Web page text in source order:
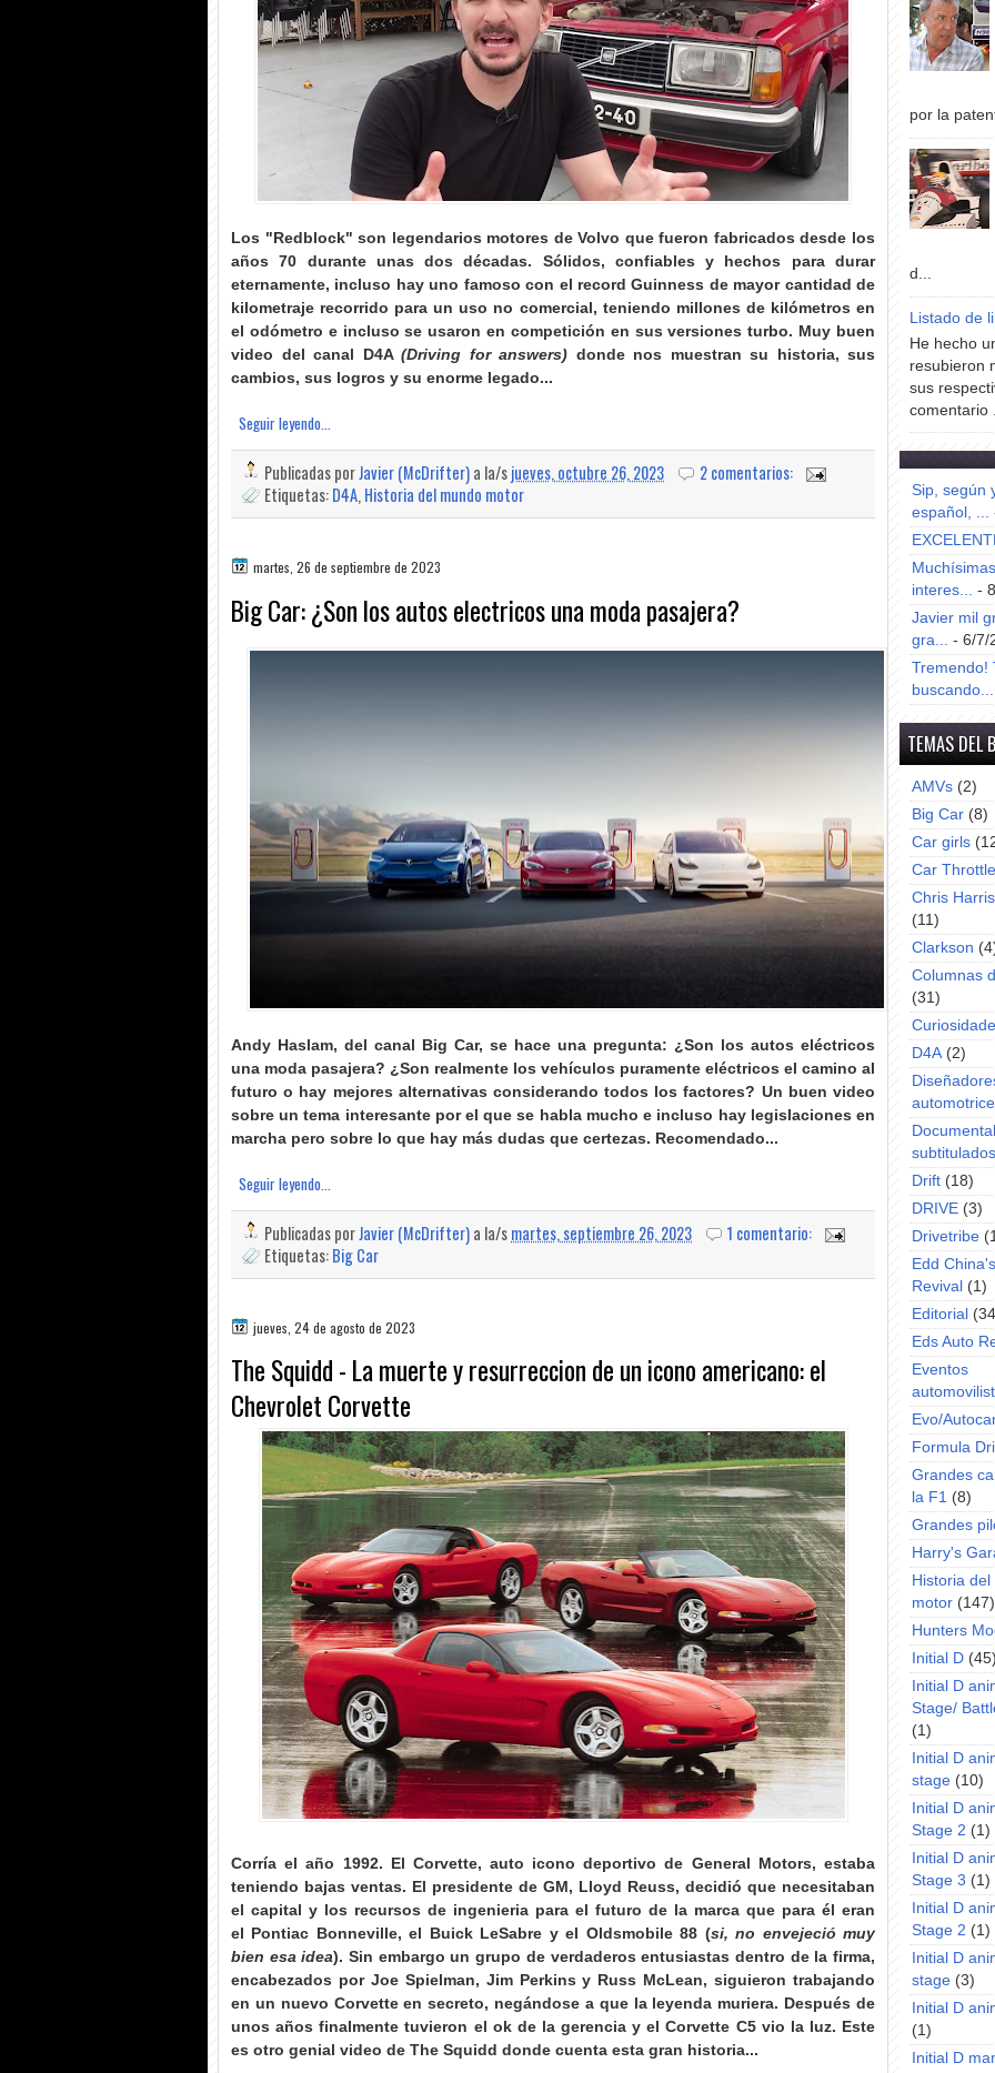
Los "Redblock" son legendarios motores de Volvo que fueron fabricados desde los
años 70 durante unas dos décadas. Sólidos, confiables y hechos para durar
eternamente, incluso hay uno famoso con el record Guinness de mayor cantidad de
kilometraje recorrido para un uso no comercial, teniendo millones de kilómetros en
el odómetro e incluso se usaron en competición en sus versiones turbo. Muy buen
video del canal D4A (Driving for answers) donde nos muestran su historia, sus
cambios, sus logros y su enorme legado...
Seguir leyendo...
Publicadas porJavier (McDrifter)a la/sjueves, octubre 26, 2023
2 comentarios:
Etiquetas:D4A, Historia del mundo motor
martes, 26 de septiembre de 2023
Big Car: ¿Son los autos electricos una moda pasajera?
Andy Haslam, del canal Big Car, se hace una pregunta: ¿Son los autos eléctricos
una moda pasajera? ¿Son realmente los vehículos puramente eléctricos el camino al
futuro o hay mejores alternativas considerando todos los factores? Un buen video
sobre un tema interesante por el que se habla mucho e incluso hay legislaciones en
marcha pero sobre lo que hay más dudas que certezas. Recomendado...
Seguir leyendo...
Publicadas porJavier (McDrifter)a la/smartes, septiembre 26, 2023
1 comentario:
Etiquetas:Big Car
jueves, 24 de agosto de 2023
The Squidd - La muerte y resurreccion de un icono americano: el
Chevrolet Corvette
Corría el año 1992. El Corvette, auto icono deportivo de General Motors, estaba
teniendo bajas ventas. El presidente de GM, Lloyd Reuss, decidió que necesitaban
el capital y los recursos de ingenieria para el futuro de la marca que para él eran
el
Pontiac Bonneville, el Buick LeSabre y el Oldsmobile 88 (si, no envejeció muy
bien esa idea). Sin embargo un grupo de verdaderos entusiastas dentro de la firma,
encabezados por Joe Spielman, Jim Perkins y Russ McLean, siguieron trabajando
en un nuevo Corvette en secreto, negándose a que la leyenda muriera. Después de
unos años finalmente tuvieron el ok de la gerencia y el Corvette C5 vio la luz. Este
es otro genial video de The Squidd donde cuenta esta gran historia...
por la
d...
Listado de
He hecho
resubieron
sus
comentario
Sip, según
español, ...
interes... -
Javier mil
gra... - 6/7/
Tremendo!
buscando...
TEMAS DEL
AMVs (2)
Big Car (8)
Car girls
Car Throttle
Chris
(11)
Clarkson
Columnas
(31)
D4A (2)
subtitulados
Drift (18)
DRIVE (3)
Drivetribe
Edd
Revival (1)
Editorial
Eds Auto
Eventos
Evo/
Formula
Grandes
la F1 (8)
Grandes
Harry's
Historia
motor (147)
Hunters
Initial D
Initial D
Stage/
(1)
Initial D
stage (10)
Initial D
Stage 2 (1)
Initial D
Stage 3 (1)
Initial D
Stage 2 (1)
Initial D
stage (3)
Initial D
(1)
Initial D